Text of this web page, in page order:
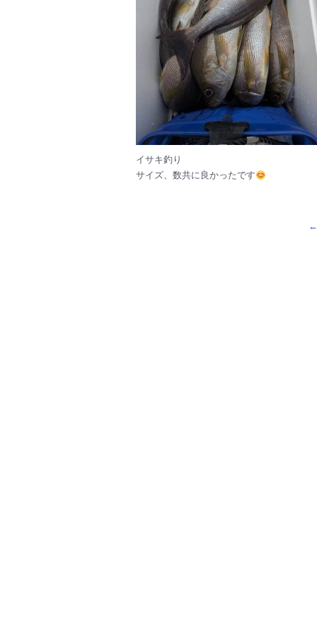
イサキ釣り
サイズ、数共に良かったです
←